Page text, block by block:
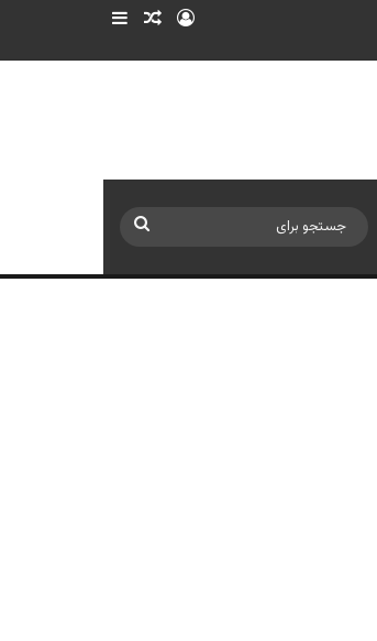
ورود نوشته تصادفی
سایدبار